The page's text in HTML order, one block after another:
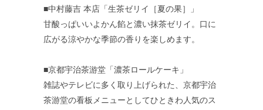
■中村藤吉 本店「生茶ゼリイ［夏の果］」
甘酸っぱいいよかん餡と濃い抹茶ゼリイ。口に
広がる涼やかな季節の香りを楽しめます。
■京都宇治茶游堂「濃茶ロールケーキ」
雑誌やテレビに多く取り上げられた、京都宇治
茶游堂の看板メニューとしてひときわ人気のス